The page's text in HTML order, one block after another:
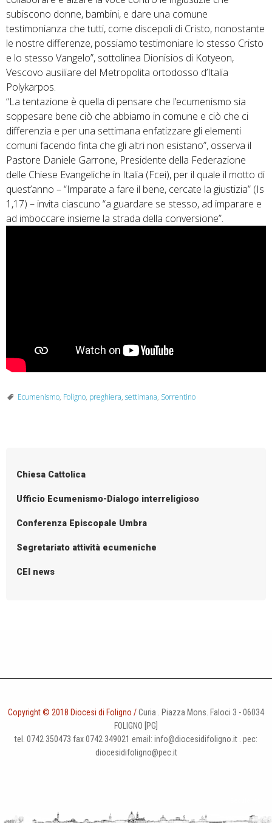
subiscono donne, bambini, e dare una comune
testimonianza che tutti, come discepoli di Cristo, nonostante
le nostre differenze, possiamo testimoniare lo stesso Cristo
e lo stesso Vangelo”, sottolinea Dionisios di Kotyeon,
Vescovo ausiliare del Metropolita ortodosso d’Italia
Polykarpos.
“La tentazione è quella di pensare che l’ecumenismo sia
soppesare bene ciò che abbiamo in comune e ciò che ci
differenzia e per una settimana enfatizzare gli elementi
comuni facendo finta che gli altri non esistano”, osserva il
Pastore Daniele Garrone, Presidente della Federazione
delle Chiese Evangeliche in Italia (Fcei), per il quale il motto di
quest’anno – “Imparate a fare il bene, cercate la giustizia” (Is
1,17) – invita ciascuno “a guardare se stesso, ad imparare e
ad imboccare insieme la strada della conversione”.
Ecumenismo, Foligno, preghiera, settimana, Sorrentino
Chiesa Cattolica
Ufficio Ecumenismo-Dialogo interreligioso
Conferenza Episcopale Umbra
Segretariato attività ecumeniche
CEI news
Copyright © 2018 Diocesi di Foligno /Curia . Piazza Mons. Faloci 3 - 06034
FOLIGNO [PG]
tel. 0742 350473 fax 0742 349021 email: info@diocesidifoligno.it . pec:
diocesidifoligno@pec.it